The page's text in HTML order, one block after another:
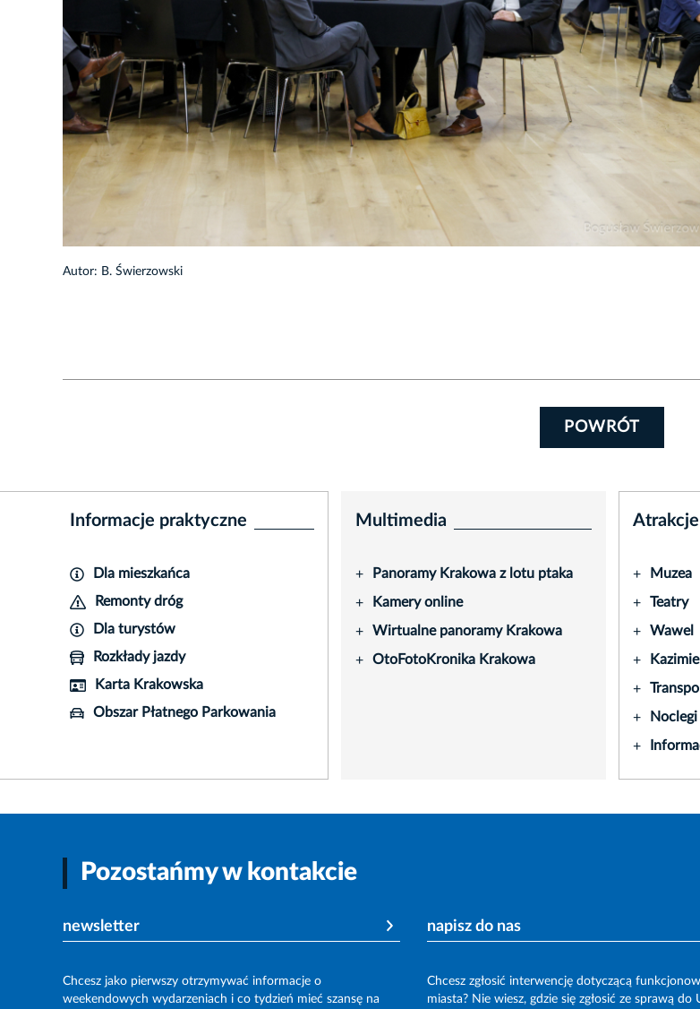
Autor: B. Świerzowski
POWRÓT
Informacje praktyczne
Dla mieszkańca
Remonty dróg
Dla turystów
Rozkłady jazdy
Karta Krakowska
Obszar Płatnego Parkowania
Multimedia
+ Panoramy Krakowa z lotu ptaka
+ Kamery online
+ Wirtualne panoramy Krakowa
+ OtoFotoKronika Krakowa
+ Muzea
+ Teatry
+ Wawel
+
+
+ Noclegi
+
Pozostańmy w kontakcie
newsletter
Chcesz jako pierwszy otrzymywać informacje o
weekendowych wydarzeniach i co tydzień mieć szansę na
napisz do nas
Chcesz zgłosić interwencję dotyczącą
miasta? Nie wiesz, gdzie się zgłosić ze sprawą do